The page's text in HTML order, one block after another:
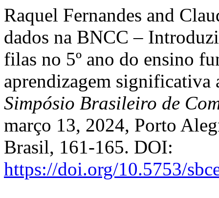
Raquel Fernandes and
dados na BNCC –
filas no 5º ano do ensino
aprendizagem
Simpósio Brasileiro de
março 13, 2024, Porto
Brasil, 161-165. DOI:
https://doi.org/10.5753/